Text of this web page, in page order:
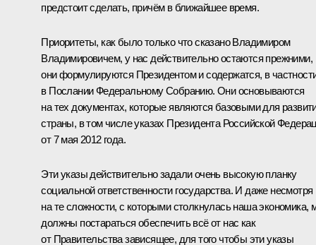
предстоит сделать, причём в ближайшее время.
Приоритеты, как было только что сказано Владимиром
Владимировичем, у нас действительно остаются прежними,
они формулируются Президентом и содержатся, в
в Послании Федеральному Собранию. Они основываются
на тех документах, которые являются базовыми для
страны, в том числе указах Президента Российской
от 7 мая 2012 года.
Эти указы действительно задали очень высокую планку
социальной ответственности государства. И даже несмотря
на те сложности, с которыми столкнулась наша экономика,
должны постараться обеспечить всё от нас как
от Правительства зависящее, для того чтобы эти указы